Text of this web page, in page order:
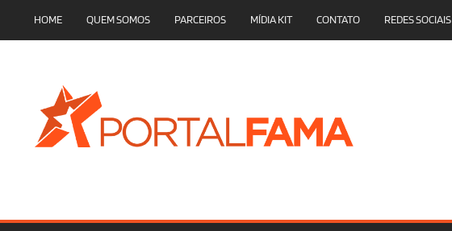
HOME QUEM SOMOS PARCEIROS MÍDIA KIT CONTATO REDES SOCIAIS